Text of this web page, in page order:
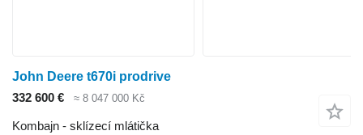
John Deere t670i prodrive
332 600 €
≈ 8 047 000 Kč
Kombajn - sklízecí mlátička